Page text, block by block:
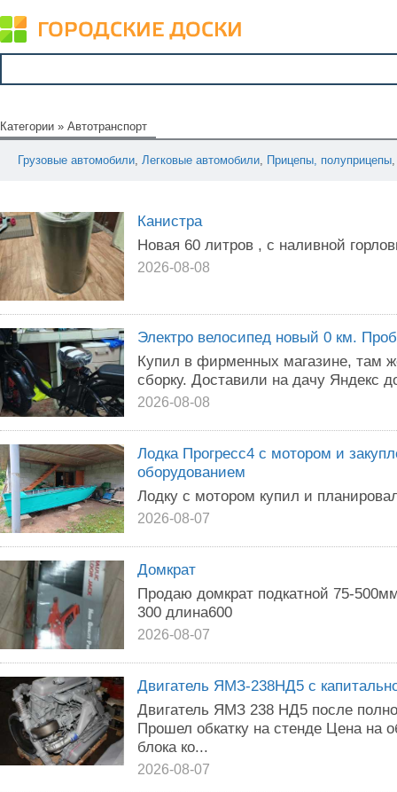
Категории » Автотранспорт
Грузовые автомобили, Легковые автомобили, Прицепы, полуприцепы
Канистра
Новая 60 литров , с наливной
2026-08-08
Электро велосипед новый 0 км.
Купил в фирменных магазине, там
сборку. Доставили на дачу Яндекс
2026-08-08
Лодка Прогресс4 с мотором и
оборудованием
Лодку с мотором купил и
2026-08-07
Домкрат
Продаю домкрат подкатной 75-
300 длина600
2026-08-07
Двигатель ЯМЗ-238НД5 с
Двигатель ЯМЗ 238 НД5 после
Прошел обкатку на стенде Цена на
блока ко...
2026-08-07